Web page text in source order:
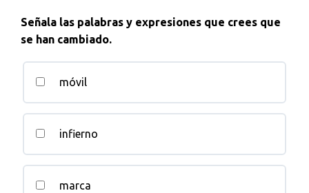
Señala las palabras y expresiones que crees que
se han cambiado.
móvil
infierno
marca